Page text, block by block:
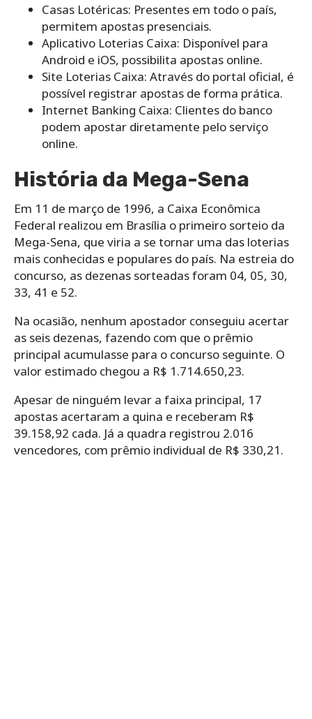
Casas Lotéricas: Presentes em todo o país,
permitem apostas presenciais.
Aplicativo Loterias Caixa: Disponível para
Android e iOS, possibilita apostas online.
Site Loterias Caixa: Através do portal oficial, é
possível registrar apostas de forma prática.
Internet Banking Caixa: Clientes do banco
podem apostar diretamente pelo serviço
online.
História da Mega-Sena
Em 11 de março de 1996, a Caixa Econômica
Federal realizou em Brasília o primeiro sorteio da
Mega-Sena, que viria a se tornar uma das loterias
mais conhecidas e populares do país. Na estreia do
concurso, as dezenas sorteadas foram 04, 05, 30,
33, 41 e 52.
Na ocasião, nenhum apostador conseguiu acertar
as seis dezenas, fazendo com que o prêmio
principal acumulasse para o concurso seguinte. O
valor estimado chegou a R$ 1.714.650,23.
Apesar de ninguém levar a faixa principal, 17
apostas acertaram a quina e receberam R$
39.158,92 cada. Já a quadra registrou 2.016
vencedores, com prêmio individual de R$ 330,21.